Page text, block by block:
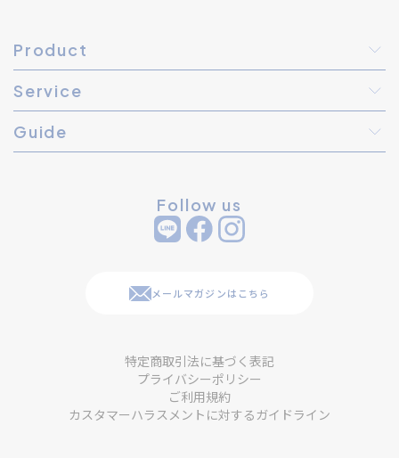
Product
Service
Guide
Follow us
メールマガジンはこちら
特定商取引法に基づく表記
プライバシーポリシー
ご利用規約
カスタマーハラスメントに対するガイドライン